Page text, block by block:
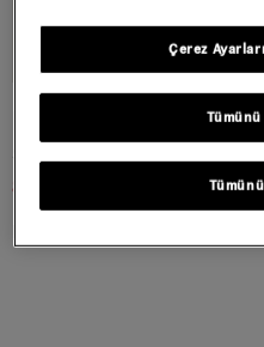
LEFT CHEST II
Style : VN000P1P4MG1
839,40 TL 1.399,00 TL
Çerez